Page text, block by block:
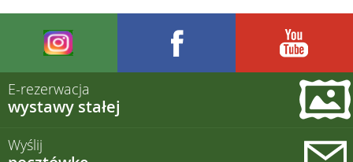
E-rezerwacja
wystawy stałej
Wyślij